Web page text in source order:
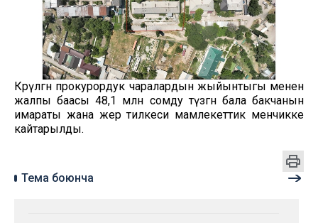
Көрүлгөн прокурордук чаралардын жыйынтыгы менен
жалпы баасы 48,1 млн сомду түзгөн бала бакчанын
имараты жана жер тилкеси мамлекеттик менчикке
кайтарылды.
Тема боюнча